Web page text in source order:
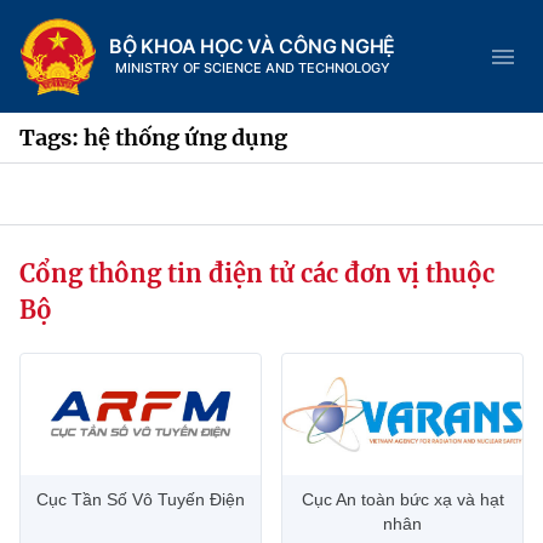
BỘ KHOA HỌC VÀ CÔNG NGHỆ
MINISTRY OF SCIENCE AND TECHNOLOGY
Trang chủ
Chức năng nhiệm vụ
Tin tức sự kiện
Hệ thống văn bản
Tags: hệ thống ứng dụng
Cổng thông tin điện tử các đơn vị thuộc
Bộ
Cục Tần Số Vô Tuyến Điện
Cục An toàn bức xạ và hạt
nhân